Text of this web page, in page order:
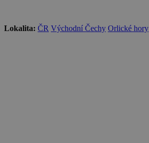
Lokalita: ČR Východní Čechy Orlické hory